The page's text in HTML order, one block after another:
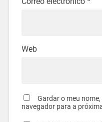
Web
Gardar o meu
navegador para a